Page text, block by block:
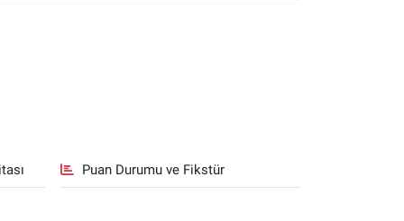
Puan Durumu ve Fikstür